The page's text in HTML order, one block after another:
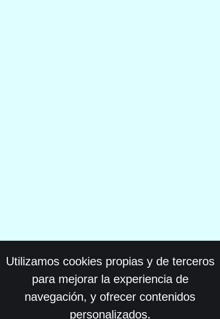
Utilizamos cookies propias y de terceros
para mejorar la experiencia de
navegación, y ofrecer contenidos
personalizados.